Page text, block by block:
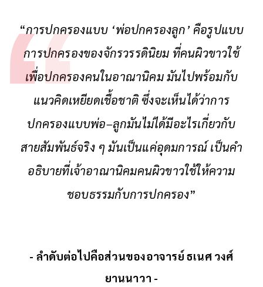
“การปกครองแบบ ‘พ่อปกครองลูก’ คือรูปแบบ
การปกครองของจักรวรรดินิยม ที่คนผิวขาวใช้
เพื่อปกครองคนในอาณานิคม มันไปพร้อมกับ
แนวคิดเหยียดเชื้อชาติ ซึ่งจะเห็นได้ว่าการ
ปกครองแบบพ่อ–ลูกมันไม่ได้มีอะไรเกี่ยวกับ
สายสัมพันธ์จริง ๆ มันเป็นแค่อุดมการณ์ เป็นคํา
อธิบายที่เจ้าอาณานิคมคนผิวขาวใช้ให้ความ
ชอบธรรมกับการปกครอง”
- ลำดับต่อไปคือส่วนของอาจารย์ ธเนศ วงศ์
ยานนาวา -